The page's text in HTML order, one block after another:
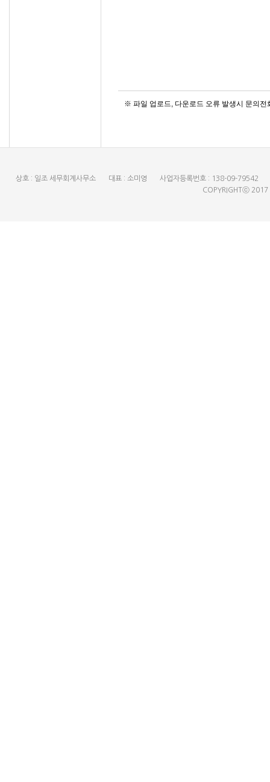
※ 파일 업로드, 다운로드 오류 발생시 문의
상호 : 일조 세무회계사무소 대표 : 소미영
사업자등록번호 : 138-09-79542
COPYRIGHTⓒ 2017